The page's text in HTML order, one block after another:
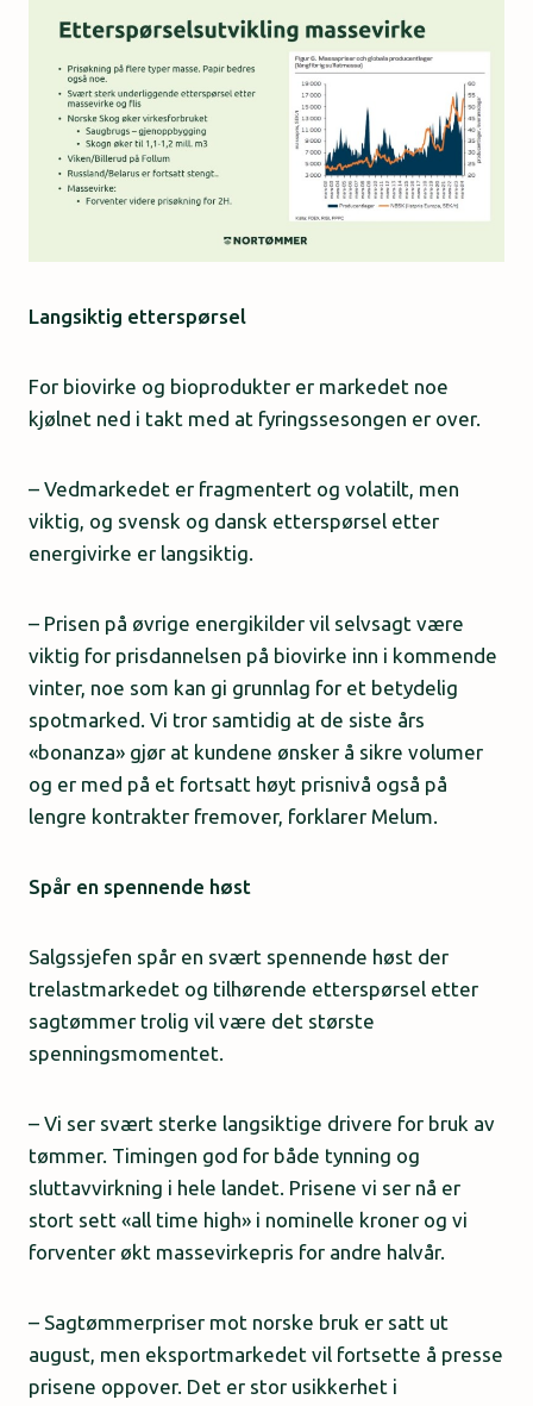
Langsiktig etterspørsel
For biovirke og bioprodukter er markedet noe
kjølnet ned i takt med at fyringssesongen er over.
– Vedmarkedet er fragmentert og volatilt, men
viktig, og svensk og dansk etterspørsel etter
energivirke er langsiktig.
– Prisen på øvrige energikilder vil selvsagt være
viktig for prisdannelsen på biovirke inn i kommende
vinter, noe som kan gi grunnlag for et betydelig
spotmarked. Vi tror samtidig at de siste års
«bonanza» gjør at kundene ønsker å sikre volumer
og er med på et fortsatt høyt prisnivå også på
lengre kontrakter fremover, forklarer Melum.
Spår en spennende høst
Salgssjefen spår en svært spennende høst der
trelastmarkedet og tilhørende etterspørsel etter
sagtømmer trolig vil være det største
spenningsmomentet.
– Vi ser svært sterke langsiktige drivere for bruk av
tømmer. Timingen god for både tynning og
sluttavvirkning i hele landet. Prisene vi ser nå er
stort sett «all time high» i nominelle kroner og vi
forventer økt massevirkepris for andre halvår.
– Sagtømmerpriser mot norske bruk er satt ut
august, men eksportmarkedet vil fortsette å presse
prisene oppover. Det er stor usikkerhet i